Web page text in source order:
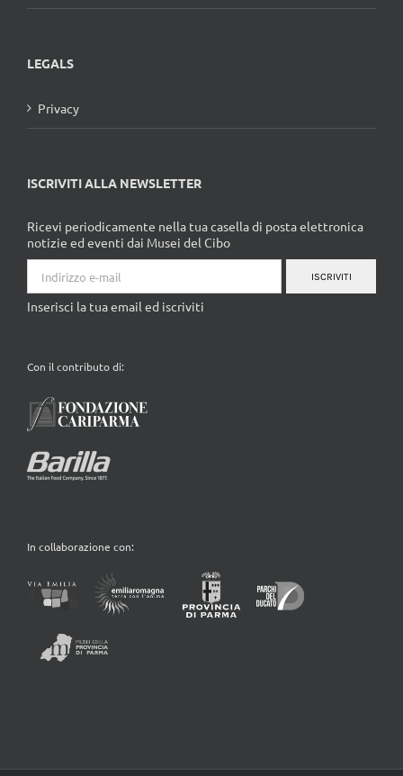
LEGALS
Privacy
ISCRIVITI ALLA NEWSLETTER
Ricevi periodicamente nella tua casella di posta elettronica
notizie ed eventi dai Musei del Cibo
ISCRIVITI
Inserisci la tua email ed iscriviti
Con il contributo di:
In collaborazione con: